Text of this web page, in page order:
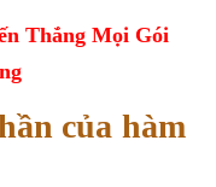
Thắng Mọi Gói
của hàm